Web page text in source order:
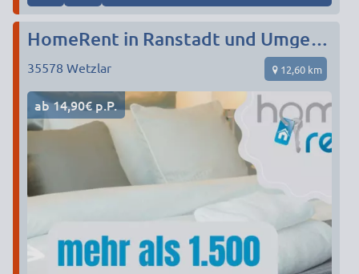
HomeRent in Ranstadt und Umgebung
35578 Wetzlar 12,60 km
ab 14,90€ p.P.